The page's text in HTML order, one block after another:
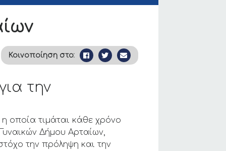
Κοινοποίηση στο:
την
οποία τιμάται κάθε χρόνο
Δήμου Αρταίων,
την πρόληψη και την